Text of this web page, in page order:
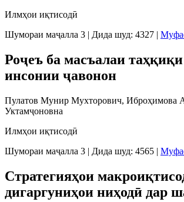
Илмҳои иқтисодӣ
Шумораи маҷалла 3 | Дида шуд: 4327 |
Роҷеъ ба масъалаи
инсонии ҷавонон
Пулатов Мунир Мухторович, Иброҳимова
Уктамҷоновна
Илмҳои иқтисодӣ
Шумораи маҷалла 3 | Дида шуд: 4565 |
Стратегияҳои
дигаргуниҳои ниҳодӣ дар